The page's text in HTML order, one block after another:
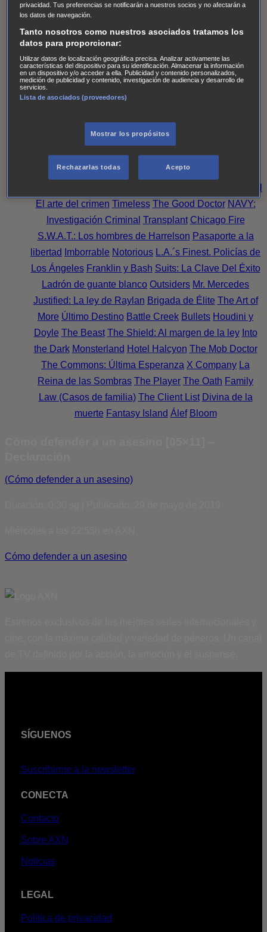
The Killing Kind Intersecciones DOC Bite Club
Circuito cerrado
Alert: Unidad
de personas desaparecidas
Ladrón de guante blanco Hannibal Daños y Perjuicios
AXN Masters of Sex Three PinesAccused Carter
Nevers
Magpie Murders Blindspot Coyote
Reckoning: Ajuste de Cuentas
Noche Wild Bill Mentes Criminales Candice Renoir
Absentia Harrow Bulletproof Annika Lincoln Rhyme:
El arte del crimen Timeless The Good Doctor NAVY:
Investigación Criminal Transplant Chicago Fire
S.W.A.T.: Los hombres de Harrelson Pasaporte a la
libertad
Imborrable Notorious L.A.´s Finest. Policías de
Los Ángeles Franklin y Bash Suits: La Clave Del Éxito
Ladrón de guante blanco Outsiders Mr. Mercedes
Justified: La ley de Raylan Brigada de Élite The Art of
More Último Destino Battle Creek Bullets Houdini y
Doyle The Beast The Shield: Al margen de la ley Into
the Dark Monsterland Hotel Halcyon The Mob Doctor
The Commons: Última Esperanza X Company La
Reina de las Sombras The Player The Oath Family
Law (Casos de familia) The Client List Divina de la
muerte Fantasy Island Álef Bloom
(Cómo defender a un asesino)
Cómo defender a un asesino
SÍGUENOS
Suscribirme a la newsletter
CONECTA
Contacto
Sobre AXN
Noticias
LEGAL
Política de privacidad
privacidad. Tus preferencias se notificarán a nuestros socios y no afectarán a
los datos de navegación.
Tanto nosotros como nuestros asociados tratamos los
datos para proporcionar:
Utilizar datos de localización geográfica precisa. Analizar activamente las
características del dispositivo para su identificación. Almacenar la información
en un dispositivo y/o acceder a ella. Publicidad y contenido personalizados,
medición de publicidad y contenido, investigación de audiencia y desarrollo de
servicios.
Lista de asociados (proveedores)
Mostrar los propósitos
Rechazarlas todas Acepto